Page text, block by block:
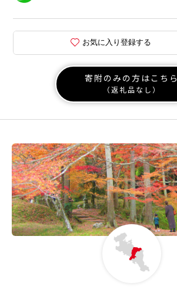
お気に入り登録する
寄附のみの方はこちら
（返礼品なし）